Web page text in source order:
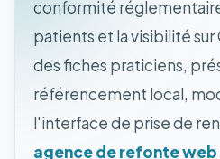
conformité
patients et la visibilité
des fiches praticiens,
référencement local,
l'interface de prise de
agence de refonte web